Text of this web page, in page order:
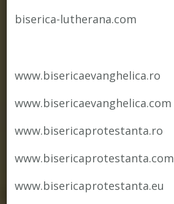
biserica-lutherana.com
www.bisericaevanghelica.ro
www.bisericaevanghelica.com
www.bisericaprotestanta.ro
www.bisericaprotestanta.com
www.bisericaprotestanta.eu